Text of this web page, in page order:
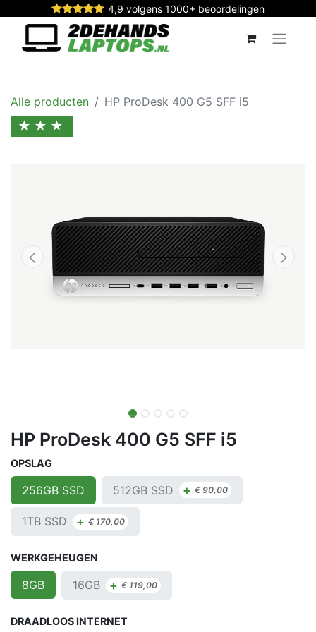
4,9 volgens 1000+ beoordelingen
Alle producten HP ProDesk 400 G5 SFF i5
★★★
HP ProDesk 400 G5 SFF i5
OPSLAG
256GB SSD 512GB SSD + €90,00
1TB SSD + € 170,00
WERKGEHEUGEN
8GB 16GB + € 119,00
DRAADLOOS INTERNET